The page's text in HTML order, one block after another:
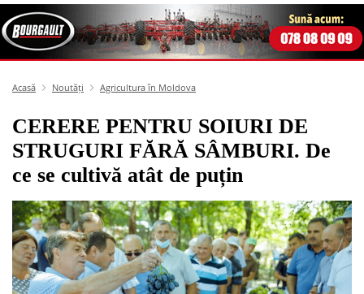
Acasă Noutăți Agricultura în Moldova
CERERE PENTRU SOIURI DE
STRUGURI FĂRĂ SÂMBURI. De
ce se cultivă atât de puțin